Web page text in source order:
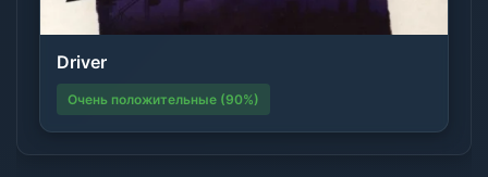
Driver
Очень положительные (90%)